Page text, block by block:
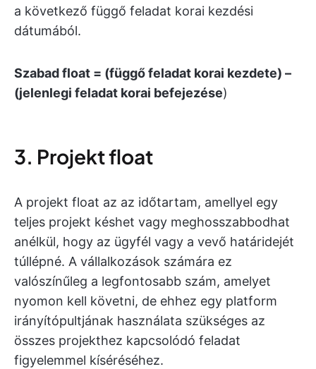
a következő függő feladat korai kezdési
dátumából.
Szabad float = (függő feladat korai kezdete) –
(jelenlegi feladat korai befejezése)
3. Projekt float
A projekt float az az időtartam, amellyel egy
teljes projekt késhet vagy meghosszabbodhat
anélkül, hogy az ügyfél vagy a vevő határidejét
túllépné. A vállalkozások számára ez
valószínűleg a legfontosabb szám, amelyet
nyomon kell követni, de ehhez egy platform
irányítópultjának használata szükséges az
összes projekthez kapcsolódó feladat
figyelemmel kíséréséhez.